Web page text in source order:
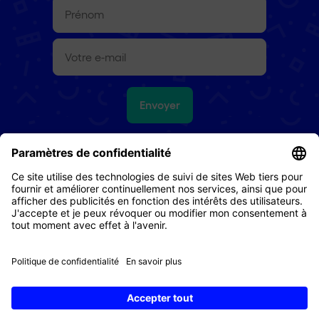
E-
mail(Nécessaire)
Envoyer
Droit de retour
Protection des données
Impressum
© 2026 Digital Republic AG